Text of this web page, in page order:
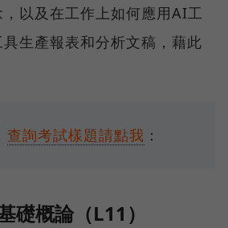
以及在工作上如何應用AI工
生產報表和分析文稿，藉此
查詢考試樣題請點我 ：
礎概論（L11）